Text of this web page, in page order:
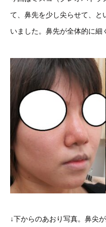
て、鼻先を少し尖らせて、
いました。鼻先が全体的に細
↓下からのあおり写真。鼻尖